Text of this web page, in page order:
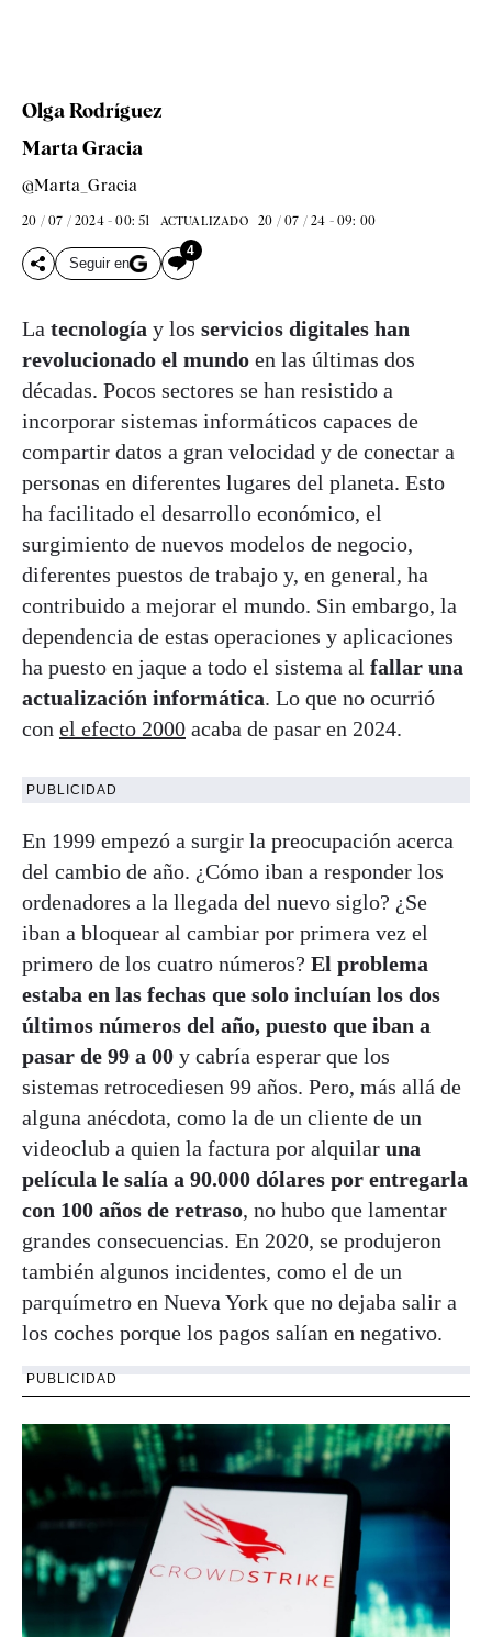
Olga Rodríguez
Marta Gracia
@Marta_Gracia
20 / 07 / 2024 - 00: 51 ACTUALIZADO 20 / 07 / 24 - 09: 00
Seguir en
4
La tecnología y los servicios digitales han
revolucionado el mundo en las últimas dos
décadas. Pocos sectores se han resistido a
incorporar sistemas informáticos capaces de
compartir datos a gran velocidad y de conectar a
personas en diferentes lugares del planeta. Esto
ha facilitado el desarrollo económico, el
surgimiento de nuevos modelos de negocio,
diferentes puestos de trabajo y, en general, ha
contribuido a mejorar el mundo. Sin embargo, la
dependencia de estas operaciones y aplicaciones
ha puesto en jaque a todo el sistema al fallar una
actualización informática. Lo que no ocurrió
con el efecto 2000 acaba de pasar en 2024.
PUBLICIDAD
En 1999 empezó a surgir la preocupación acerca
del cambio de año. ¿Cómo iban a responder los
ordenadores a la llegada del nuevo siglo? ¿Se
iban a bloquear al cambiar por primera vez el
primero de los cuatro números? El problema
estaba en las fechas que solo incluían los dos
últimos números del año, puesto que iban a
pasar de 99 a 00 y cabría esperar que los
sistemas retrocediesen 99 años. Pero, más allá de
alguna anécdota, como la de un cliente de un
videoclub a quien la factura por alquilar una
película le salía a 90.000 dólares por entregarla
con 100 años de retraso, no hubo que lamentar
grandes consecuencias. En 2020, se produjeron
también algunos incidentes, como el de un
parquímetro en Nueva York que no dejaba salir a
los coches porque los pagos salían en negativo.
PUBLICIDAD